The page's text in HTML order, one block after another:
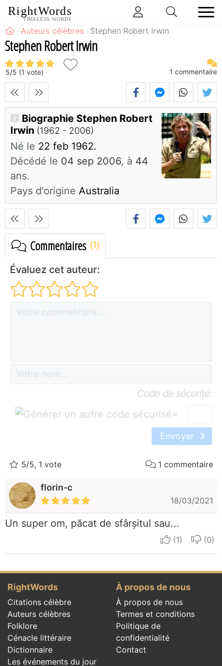
RightWords
TIMELESS WORDS
Auteurs célèbres Stephen Robert Irwin
Stephen Robert Irwin
5/5 (1 vote) 1 commentaire
Biographie Stephen Robert
Irwin (1962 - 2006)
Né le 22 feb 1962.
Décédé le 04 sep 2006, à 44
ans.
Pays d'origine Australia
Commentaires
Évaluez cet auteur:
Code de sécurité:
=
Envoyer
5/5, 1 vote 1 commentaire
florin-c
18/03/2021
Un super om, păcat de sfârșitul sau...
I apreciate
I
RightWords
Citations célèbre
Auteurs célèbres
Folklore
Cénacle littéraire
Dictionnaire
Les événements du jour
À propos de nous
À propos de nous
Termes et conditions
Politique de
confidentialité
Contact